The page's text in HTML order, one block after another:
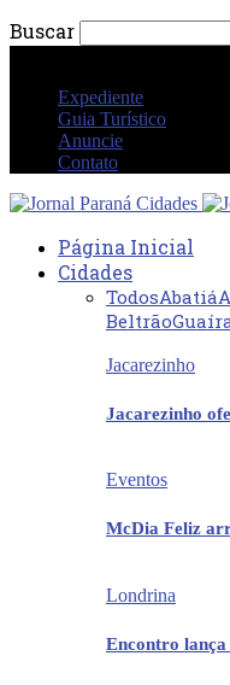
Buscar
Expediente
Guia Turístico
Anuncie
Contato
Página Inicial
Cidades
TodosAbatiá
Beltrão
Jacarezinho
Jacarezinho
Eventos
McDia Feliz
Londrina
Encontro